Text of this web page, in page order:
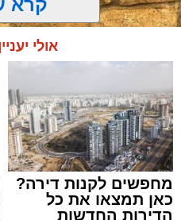
המעמד, שהתקיים
בראשות בעל המנגן ר'
בכישרונו להגיש יצירות
ופנימי, כשלצידו ליד
שטריימלך, מקהלת
מוזיקלי מורחב. ואכן,
המשתתפים על גבי
קודש, כשהם נהנים
המופת ממיטב חצרות
קרא
אולי
מחפשים לקנות דירה?
כאן תמצאו את כל
הדירות החדשות